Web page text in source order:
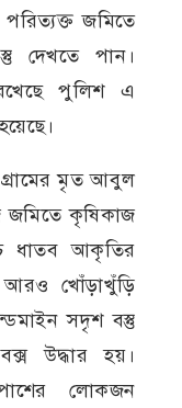
পরিত্যক্ত জমিতে
দেখতে পান।
পুলিশ এ
গ্রামের মৃত আবুল
জমিতে কৃষিকাজ
ধাতব আকৃতির
আরও খোঁড়াখুঁড়ি
সদৃশ বস্তু
উদ্ধার হয়।
লোকজন